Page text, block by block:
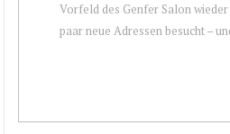
Vorfeld des Genfer Salon
paar neue Adressen besucht –